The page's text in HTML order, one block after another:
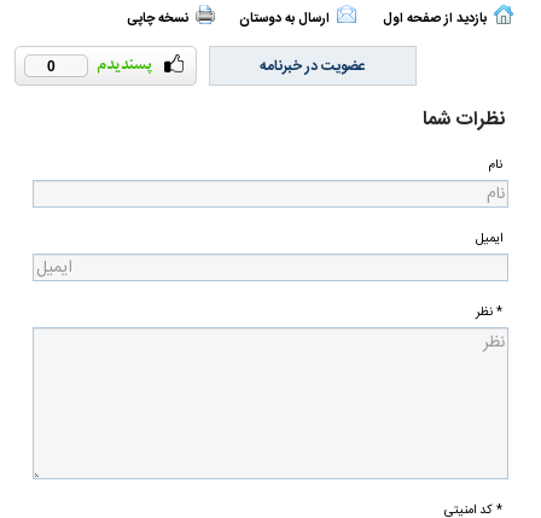
بازدید از صفحه اول ارسال به دوستان نسخه چاپی
0 عضویت در خبرنامه
نظرات شما
نام
ایمیل
* نظر
* کد امنیتی